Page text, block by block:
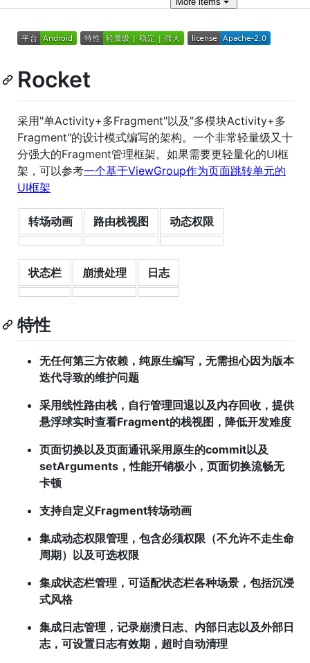
Rocket
采用"单Activity+多Fragment"以及"多模块Activity+多
Fragment"的设计模式编写的架构。一个非常轻量级又十
分强大的Fragment管理框架。如果需要更轻量化的UI框
架，可以参考一个基于ViewGroup作为页面跳转单元的
UI框架
转场动画 路由栈视图 动态权限
状态栏 崩溃处理 日志
特性
无任何第三方依赖，纯原生编写，无需担心因为版本
迭代导致的维护问题
采用线性路由栈，自行管理回退以及内存回收，提供
悬浮球实时查看Fragment的栈视图，降低开发难度
页面切换以及页面通讯采用原生的commit以及
setArguments，性能开销极小，页面切换流畅无
卡顿
支持自定义Fragment转场动画
集成动态权限管理，包含必须权限（不允许不走生命
周期）以及可选权限
集成状态栏管理，可适配状态栏各种场景，包括沉浸
式风格
集成日志管理，记录崩溃日志、内部日志以及外部日
志，可设置日志有效期，超时自动清理